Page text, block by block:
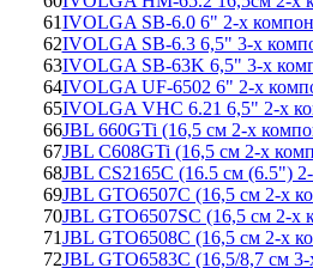
61IVOLGA SB-6.0 6" 2-х
62IVOLGA SB-6.3 6,5" 3-х
63IVOLGA SB-63K 6,5" 3-х
64IVOLGA UF-6502 6" 2-х
65IVOLGA VHC 6.21 6,5" 2-х
66JBL 660GTi (16,5 см 2-x
67JBL C608GTi (16,5 см 2-х
68JBL CS2165C (16.5 см (6.5")
69JBL GTO6507C (16,5 см 2-х
70JBL GTO6507SC (16,5 см 2-х
71JBL GTO6508C (16,5 см 2-х
72JBL GTO6583C (16,5/8,7 см